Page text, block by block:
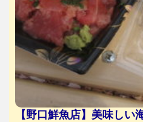
【野口鮮魚店】美味し